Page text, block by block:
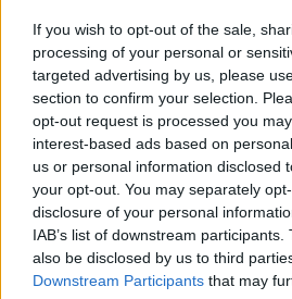
If you wish to opt-out of the sale,
processing of your personal or
targeted advertising by us, please
section to confirm your selection.
opt-out request is processed you
interest-based ads based on
us or personal information disclosed
your opt-out. You may separately
disclosure of your personal
IAB’s list of downstream
also be disclosed by us to third
Downstream Participants that may
-αν πρόκειται για
Κυριακές και ημέρες αργίας
λειτουργήσουν την 15η
1/25 του συνήθως
και επιπλέον προσαύξηση
ημερομισθίου για όσες ώρες
-αν πρόκειται για
νόμιμα κατά τις Κυριακές και
νόμο αργίες, οφείλεται